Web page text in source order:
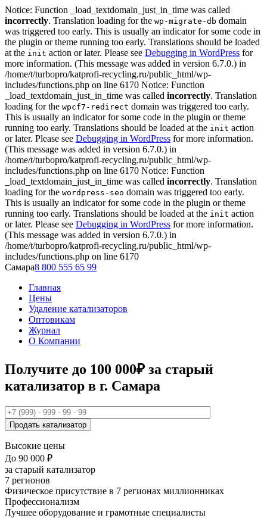
Notice: Function _load_textdomain_just_in_time was called
incorrectly. Translation loading for the wp-migrate-db domain
was triggered too early. This is usually an indicator for some code in
the plugin or theme running too early. Translations should be loaded
at the init action or later. Please see Debugging in WordPress for
more information. (This message was added in version 6.7.0.) in
/home/t/turbopro/katprofi-recycling.ru/public_html/wp-
includes/functions.php on line 6170 Notice: Function
_load_textdomain_just_in_time was called incorrectly. Translation
loading for the wpcf7-redirect domain was triggered too early.
This is usually an indicator for some code in the plugin or theme
running too early. Translations should be loaded at the init action
or later. Please see Debugging in WordPress for more information.
(This message was added in version 6.7.0.) in
/home/t/turbopro/katprofi-recycling.ru/public_html/wp-
includes/functions.php on line 6170 Notice: Function
_load_textdomain_just_in_time was called incorrectly. Translation
loading for the wordpress-seo domain was triggered too early.
This is usually an indicator for some code in the plugin or theme
running too early. Translations should be loaded at the init action
or later. Please see Debugging in WordPress for more information.
(This message was added in version 6.7.0.) in
/home/t/turbopro/katprofi-recycling.ru/public_html/wp-
includes/functions.php on line 6170
Самара8 800 555 65 99
Главная
Цены
Удаление катализаторов
Оптовикам
Журнал
О Компании
Получите до 100 000₽ за старый
катализатор в г. Самара
Высокие цены
До 90 000 ₽
за старый катализатор
7 регионов
Физическое присутствие в 7 регионах миллионниках
Профессионализм
Лучшее оборудование и грамотные специалисты